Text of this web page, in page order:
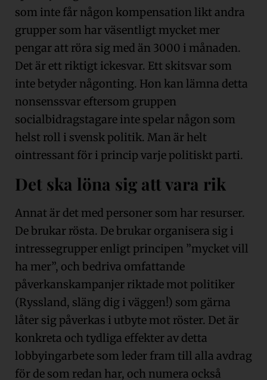
som inte får någon kompensation likt andra
grupper som har väsentligt mycket mer
pengar att röra sig med än 3000 i månaden.
Det är ett riktigt ickesvar. Ett skitsvar som
inte betyder någonting. Hon kan lämna detta
nonsenssvar eftersom gruppen
socialbidragstagare inte spelar någon som
helst roll i svensk politik. Man är helt
ointressant för i princip varje politiskt parti.
Det ska löna sig att vara rik
Annat är det med personer som har resurser.
De brukar rösta. De brukar organisera sig i
intressegrupper enligt principen ”mycket vill
ha mer”, och bedriva omfattande
påverkanskampanjer riktade mot politiker
(Ryssland, släng dig i väggen!) som gärna
låter sig påverkas i utbyte mot röster. Det är
konkreta och tydliga effekter av detta
lobbyingarbete som leder fram till alla avdrag
för de som redan har, och numera också